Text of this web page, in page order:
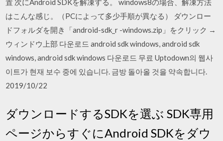
置 次にAndroid SDKを解凍する。 windows8の場合、解凍方法
はこんな感じ。（PCによって多少手順が異なる） ダウンロー
ドフォルダを開き「android-sdk_r -windows.zip」をクリック →
ウィンドウ上部 다운로드 android sdk windows, android sdk
windows, android sdk windows 다운로드 무료 Uptodown의 웹사
이트가 현재 보수 중에 있습니다. 금방 돌아올 것을 약속합니다.
2019/10/22
ダウンロードするSDKを選ぶ SDK専用
ページからすぐにAndroid SDKをダウ